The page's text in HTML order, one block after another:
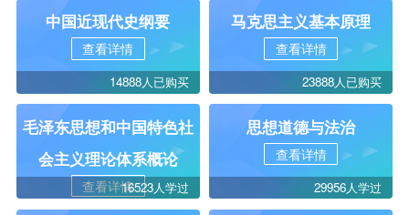
中国近现代史纲要
查看详情
14888人已购买
马克思主义基本原理
查看详情
23888人已购买
毛泽东思想和中国特色社
会主义理论体系概论
查看详情16523人学过
思想道德与法治
查看详情
29956人学过